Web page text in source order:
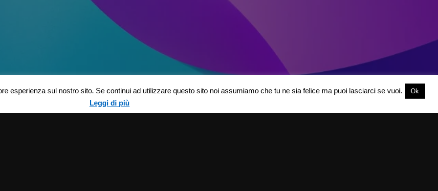
esperienza sul nostro sito. Se continui ad utilizzare questo sito noi assumiamo che tu ne sia felice ma puoi lasciarci se vuoi. Ok
Leggi di più